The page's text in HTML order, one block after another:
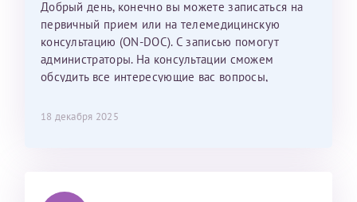
С ней общение было, как с давней знакомой, очень
лёгкое и простое. Вообще в данной клинике весь
персонал очень вежливый и чуткий, прям приятно
находиться. Мы собираемся туда ещё за вторым
ребёнком, и конечно же только к Ринату
сомнений.
Добрый день, конечно вы можете записаться на
первичный прием или на телемедицинскую
консультацию (ON-DOC). С записью помогут
администраторы. На консультации сможем
обсудить все интересующие вас вопросы,
18 декабря 2025